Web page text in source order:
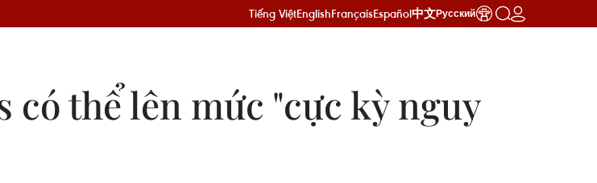
Tiếng ViệtEnglishFrançaisEspañol中文Русский
thể lên mức "cực kỳ nguy